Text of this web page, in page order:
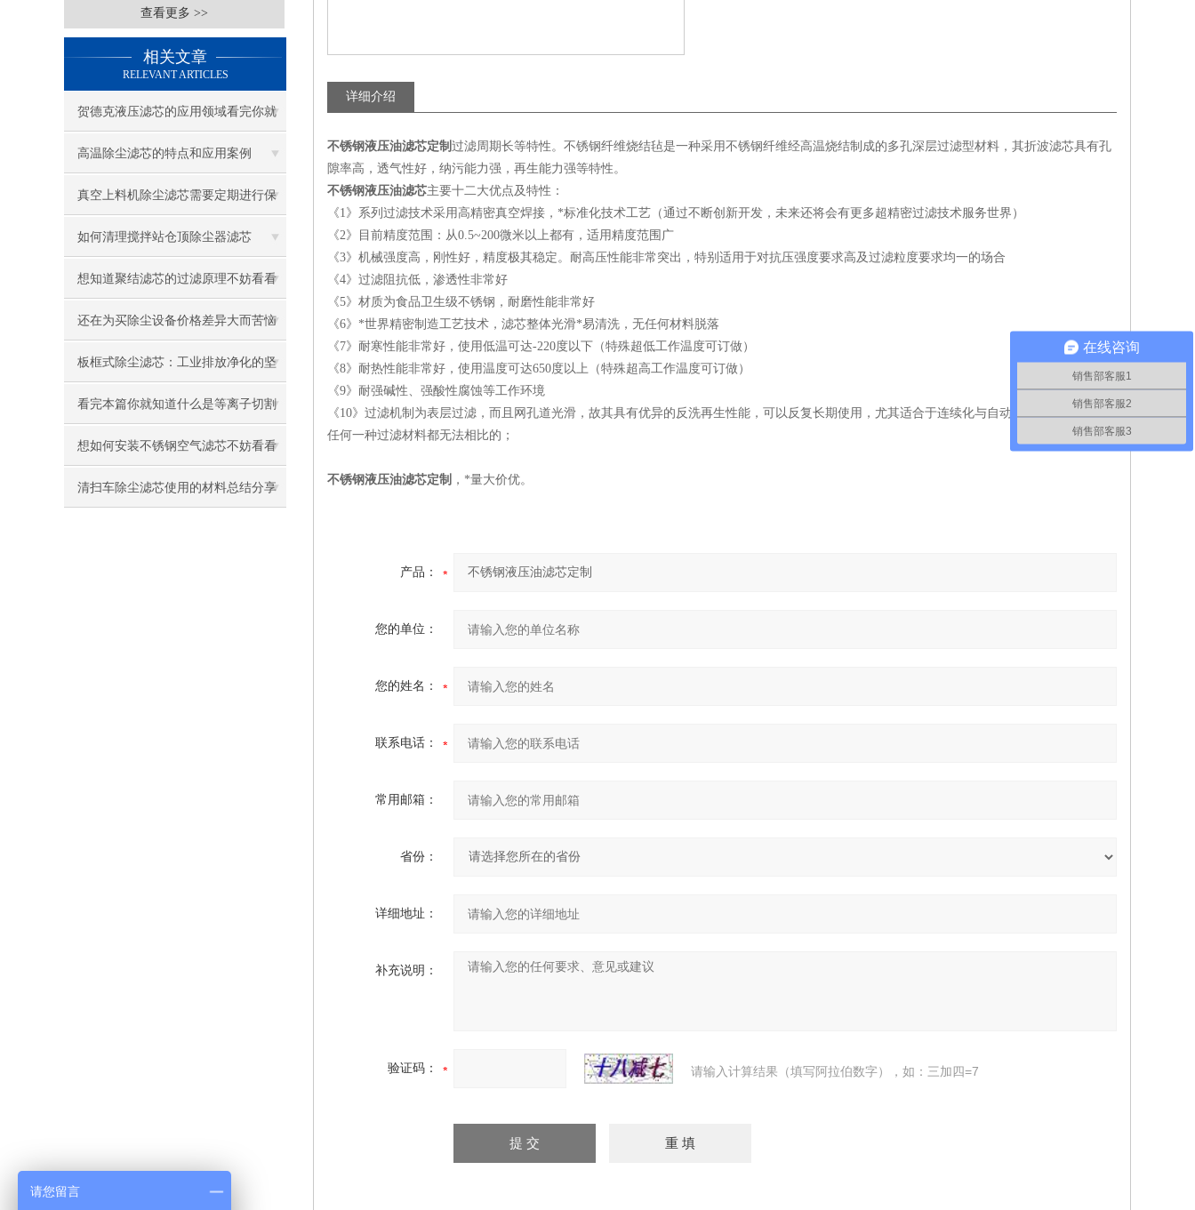
查看更多 >>
相关文章
RELEVANT ARTICLES
贺德克液压滤芯的应用领域看完你就
知道了
高温除尘滤芯的特点和应用案例
真空上料机除尘滤芯需要定期进行保
养清理
如何清理搅拌站仓顶除尘器滤芯
想知道聚结滤芯的过滤原理不妨看看
本篇吧
还在为买除尘设备价格差异大而苦恼
吗？润驰告诉你怎么选择！
板框式除尘滤芯：工业排放净化的坚
实防线
看完本篇你就知道什么是等离子切割
机除尘滤芯了
想如何安装不锈钢空气滤芯不妨看看
本篇吧
清扫车除尘滤芯使用的材料总结分享
详细介绍
不锈钢液压油滤芯定制 过滤周期长等特性。不锈钢纤维烧结毡是一种采用不锈钢纤维经高温烧结制成的多孔深层过滤型材料，其折波滤芯具有孔
隙率高，透气性好，纳污能力强，再生能力强等特性。
不锈钢液压油滤芯主要十二大优点及特性：
《1》系列过滤技术采用高精密真空焊接，*标准化技术工艺（通过不断创新开发，未来还将会有更多超精密过滤技术服务世界）
《2》目前精度范围：从0.5~200微米以上都有，适用精度范围广
《3》机械强度高，刚性好，精度极其稳定。耐高压性能非常突出，特别适用于对抗压强度要求高及过滤粒度要求均一的场合
《4》过滤阻抗低，渗透性非常好
《5》材质为食品卫生级不锈钢，耐磨性能非常好
《6》*世界精密制造工艺技术，滤芯整体光滑*易清洗，无任何材料脱落
《7》耐寒性能非常好，使用低温可达-220度以下（特殊超低工作温度可订做）
《8》耐热性能非常好，使用温度可达650度以上（特殊超高工作温度可订做）
《9》耐强碱性、强酸性腐蚀等工作环境
《10》过滤机制为表层过滤，而且网孔道光滑，故其具有优异的反洗再生性能，可以反复长期使用，尤其适合于连续化与自动化的操作过程，是
任何一种过滤材料都无法相比的；
不锈钢液压油滤芯定制 ，*量大价优。
产品：
您的单位：
您的姓名：
联系电话：
常用邮箱：
省份：
详细地址：
补充说明：
验证码： 请输入计算结果（填写阿拉伯数字），如：三加四=7
在线咨询
销售部客服1
销售部客服2
销售部客服3
请您留言